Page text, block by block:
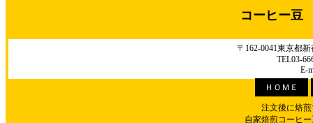
コーヒー
〒162-0041東京都
TEL03-
E-
ＨＯＭＥ
注文後に焙
自家焙煎コーヒ